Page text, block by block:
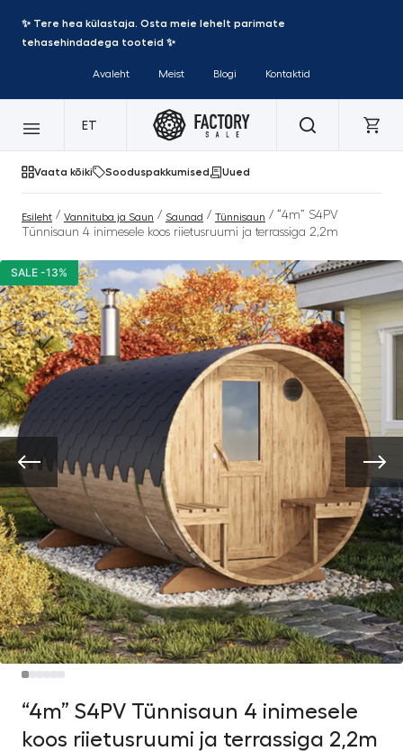
✨ Tere hea külastaja. Osta meie lehelt parimate
tehasehindadega tooteid ✨
Avaleht Meist Blogi Kontaktid
ET
Vaata kõiki Sooduspakkumised Uued
Esileht / Vannituba ja Saun / Saunad / Tünnisaun / “4m” S4PV
Tünnisaun 4 inimesele koos riietusruumi ja terrassiga 2,2m
SALE -13%
“4m” S4PV Tünnisaun 4 inimesele
koos riietusruumi ja terrassiga 2,2m